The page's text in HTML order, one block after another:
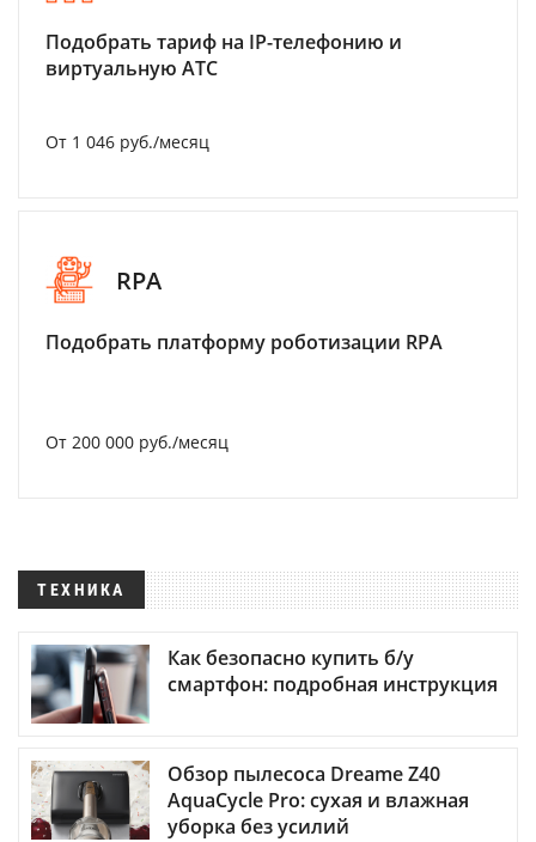
Подобрать тариф на IP-телефонию и
виртуальную АТС
От 1 046 руб./месяц
RPA
Подобрать платформу роботизации RPA
От 200 000 руб./месяц
ТЕХНИКА
Как безопасно купить б/у
смартфон: подробная инструкция
Обзор пылесоса Dreame Z40
AquaCycle Pro: сухая и влажная
уборка без усилий